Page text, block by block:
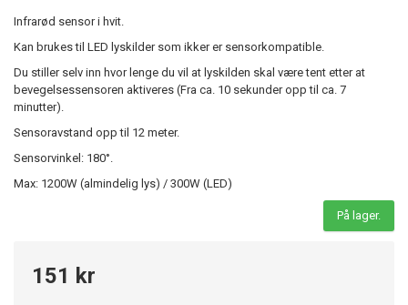
Infrarød sensor i hvit.
Kan brukes til LED lyskilder som ikker er sensorkompatible.
Du stiller selv inn hvor lenge du vil at lyskilden skal være tent etter at
bevegelsessensoren aktiveres (Fra ca. 10 sekunder opp til ca. 7
minutter).
Sensoravstand opp til 12 meter.
Sensorvinkel: 180°.
Max: 1200W (almindelig lys) / 300W (LED)
På lager.
151 kr